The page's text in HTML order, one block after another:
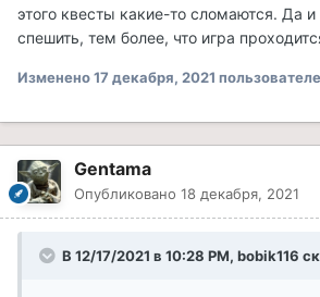
этого квесты какие-то сломаются. Да
спешить, тем более, что игра
Изменено17 декабря, 2021
Gentama
Опубликовано 18 декабря, 2021
В 12/17/2021 в 10:28 PM, bobik116